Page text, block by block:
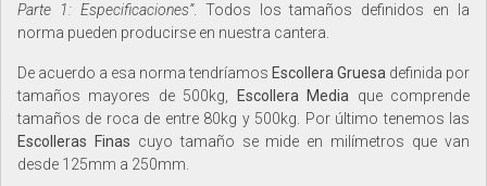
Parte 1: Especificaciones”. Todos los tamaños definidos en la
norma pueden producirse en nuestra cantera.
De acuerdo a esa norma tendríamos Escollera Gruesa definida por
tamaños mayores de 500kg,
Escollera Media que comprende
tamaños de roca de entre 80kg y 500kg. Por último tenemos las
Escolleras Finas cuyo tamaño se mide en milímetros que van
desde 125mm a 250mm.